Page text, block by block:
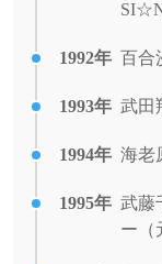
1992年 百合
1993年 武田
1994年 海老
1995年 武藤
ー（